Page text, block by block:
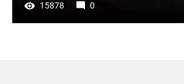
15878 0